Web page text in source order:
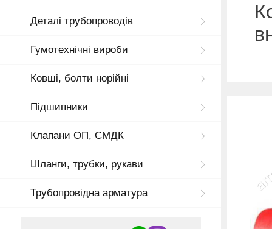
Деталі трубопроводів
Гумотехнічні вироби
Ковші, болти норійні
Підшипники
Клапани ОП, СМДК
Шланги, трубки, рукави
Трубопровідна арматура